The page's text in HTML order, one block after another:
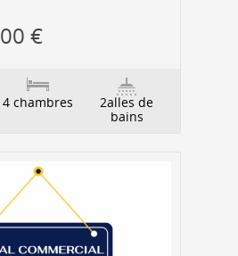
€
4 chambres
2alles de
bains